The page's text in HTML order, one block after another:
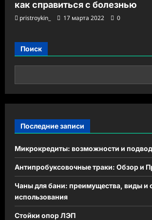
как справиться с болезнью
pristroykin_ 17 марта 2022 0
Поиск
Последние записи
Микрокредиты: возможности и
Антипробуксовочные траки: Обзор и
Чаны для бани: преимущества, виды и
использования
Стойки опор ЛЭП